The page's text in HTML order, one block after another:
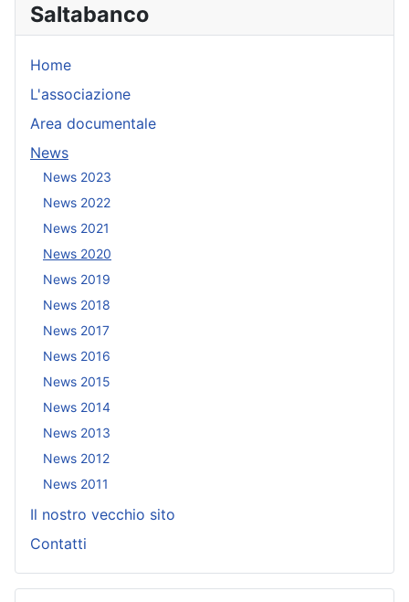
Saltabanco
Home
L'associazione
Area documentale
News
News 2023
News 2022
News 2021
News 2020
News 2019
News 2018
News 2017
News 2016
News 2015
News 2014
News 2013
News 2012
News 2011
Il nostro vecchio sito
Contatti